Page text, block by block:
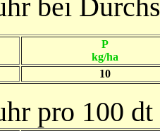
bei
P
kg/ha
10
pro 100